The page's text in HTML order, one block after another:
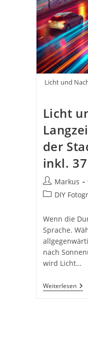
Licht und
Licht
der
inkl.
Beitrags-
Autor:
Markus
Beitrags-
DIY
Wenn die
Sprache.
nach
wird Licht…
WeiterlesenLicht
Und